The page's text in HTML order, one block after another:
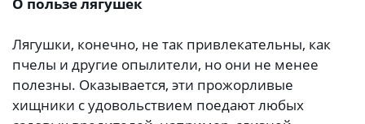
О пользе лягушек
Лягушки, конечно, не так привлекательны, как
пчелы и другие опылители, но они не менее
полезны. Оказывается, эти прожорливые
хищники с удовольствием поедают любых